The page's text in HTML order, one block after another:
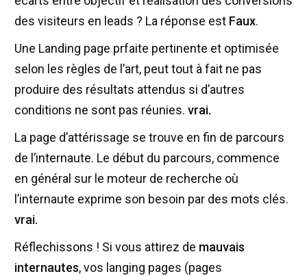
des visiteurs en leads ? La réponse est Faux.
Une Landing page prfaite pertinente et optimisée
selon les règles de l’art, peut tout à fait ne pas
produire des résultats attendus si d’autres
conditions ne sont pas réunies. vrai.
La page d’attérissage se trouve en fin de parcours
de l’internaute. Le début du parcours, commence
en général sur le moteur de recherche où
l’internaute exprime son besoin par des mots clés.
vrai.
Réflechissons ! Si vous attirez de mauvais
internautes, vos langing pages (pages